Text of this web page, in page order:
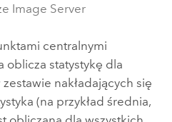
Image Server
centralnymi
oblicza statystykę dla
nakładających się
(na przykład średnia,